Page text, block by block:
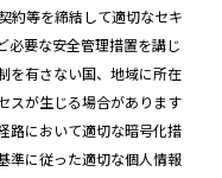
約等を締結して適切なセキ
必要な安全管理措置を講じ
を有さない国、地域に所在
スが生じる場合があります
路において適切な暗号化措
準に従った適切な個人情報